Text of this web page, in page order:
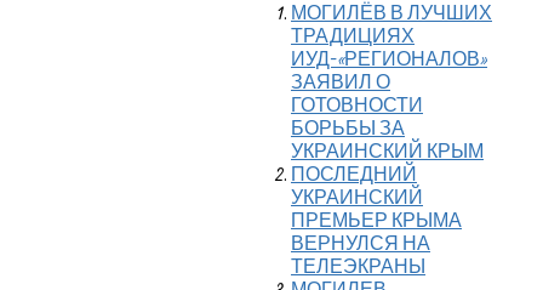
МОГИЛЁВ В ЛУЧШИХ
ТРАДИЦИЯХ
ИУД-«РЕГИОНАЛОВ»
ЗАЯВИЛ О
ГОТОВНОСТИ
БОРЬБЫ ЗА
УКРАИНСКИЙ КРЫМ
ПОСЛЕДНИЙ
УКРАИНСКИЙ
ПРЕМЬЕР КРЫМА
ВЕРНУЛСЯ НА
ТЕЛЕЭКРАНЫ